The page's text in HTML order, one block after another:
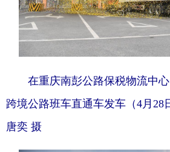
在重庆南彭公路保税物流中
跨境公路班车直通车发车（4月28
唐奕 摄